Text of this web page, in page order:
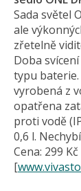
Sada světel
ale
zřetelně
Doba
typu baterie.
vyrobená z
opatřena
proti vodě
0,6 l.
Cena: 299
[